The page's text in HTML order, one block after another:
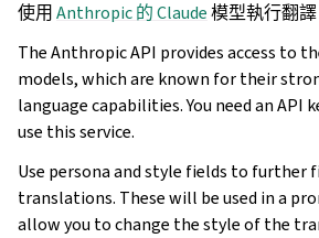
使用 Anthropic 的 Claude模型執行翻譯
The Anthropic API provides access to
models, which are known for their
language capabilities. You need an API
use this service.
Use persona and style fields to further
translations. These will be used in a
allow you to change the style of the